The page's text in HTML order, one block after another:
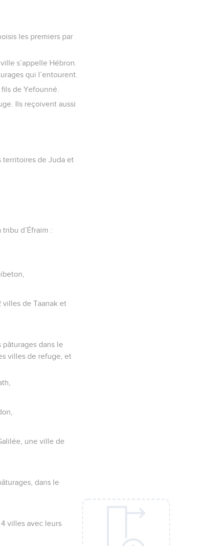
les premiers par
s’appelle Hébron.
qui l’entourent.
de Yefounné.
Ils reçoivent aussi
territoires de Juda et
d’Éfraïm :
villes de Taanak et
dans le
villes de refuge, et
une ville de
dans le
villes avec leurs